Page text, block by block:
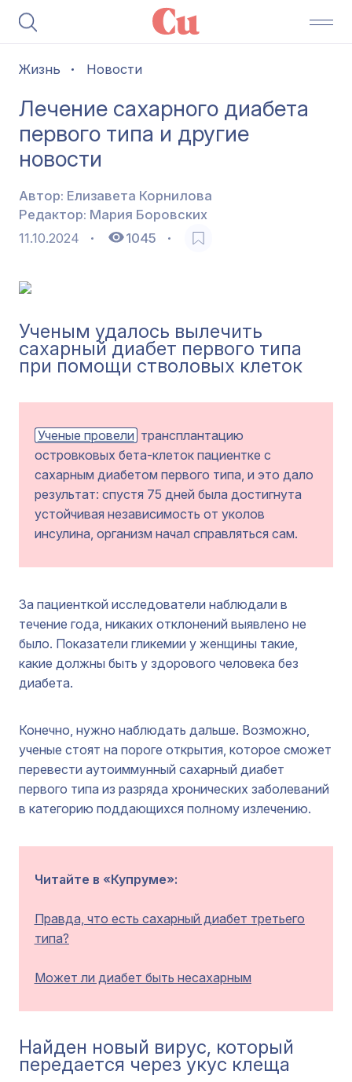
Жизнь Новости
Лечение сахарного диабета
первого типа и другие
новости
Автор: Елизавета Корнилова
Редактор: Мария Боровских
11.10.2024
1045
Ученым удалось вылечить
сахарный диабет первого типа
при помощи стволовых клеток
Ученые провели трансплантацию
островковых бета-клеток пациентке с
сахарным диабетом первого типа, и это дало
результат: спустя 75 дней была достигнута
устойчивая независимость от уколов
инсулина, организм начал справляться сам.
За пациенткой исследователи наблюдали в
течение года, никаких отклонений выявлено не
было. Показатели гликемии у женщины такие,
какие должны быть у здорового человека без
диабета.
Конечно, нужно наблюдать дальше. Возможно,
ученые стоят на пороге открытия, которое сможет
перевести аутоиммунный сахарный диабет
первого типа из разряда хронических заболеваний
в категорию поддающихся полному излечению.
Читайте в «Купруме»:
Правда, что есть сахарный диабет третьего
типа?
Может ли диабет быть несахарным
Найден новый вирус, который
передается через укус клеща